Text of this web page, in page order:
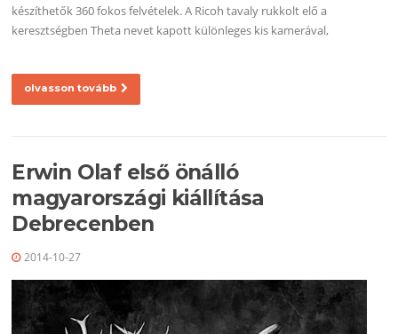
készíthetők 360 fokos felvételek. A Ricoh tavaly rukkolt elő a
keresztségben Theta nevet kapott különleges kis kamerával,
olvasson tovább
Erwin Olaf első önálló
magyarországi kiállítása
Debrecenben
2014-10-27